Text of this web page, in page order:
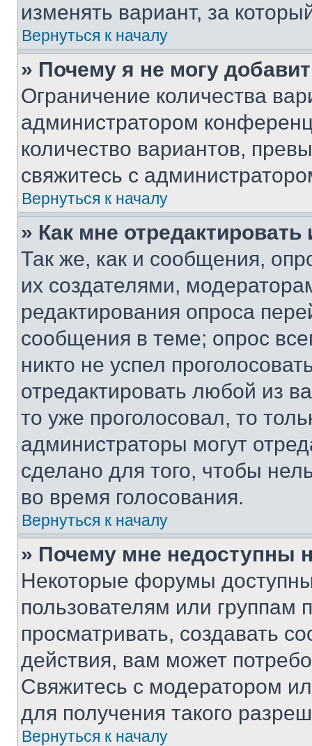
изменять вариант, за
Вернуться к началу
» Почему я не могу
Ограничение количества
администратором
количество вариантов,
свяжитесь с
Вернуться к началу
» Как мне
Так же, как и сообщения,
их создателями,
редактирования опроса
сообщения в теме; опрос
никто не успел
отредактировать любой из
то уже проголосовал, то
администраторы могут
сделано для того, чтобы
во время голосования.
Вернуться к началу
» Почему мне недоступны
Некоторые форумы
пользователям или группам
просматривать, создавать
действия, вам может
Свяжитесь с модератором
для получения такого
Вернуться к началу